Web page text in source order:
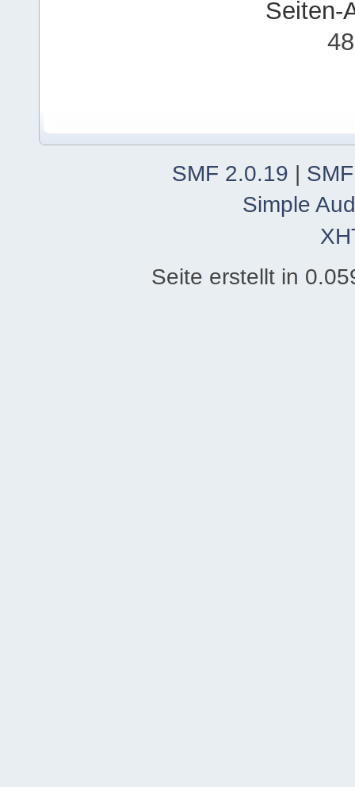
Seiten-
SMF 2.0.19
Simple
Seite erstellt in